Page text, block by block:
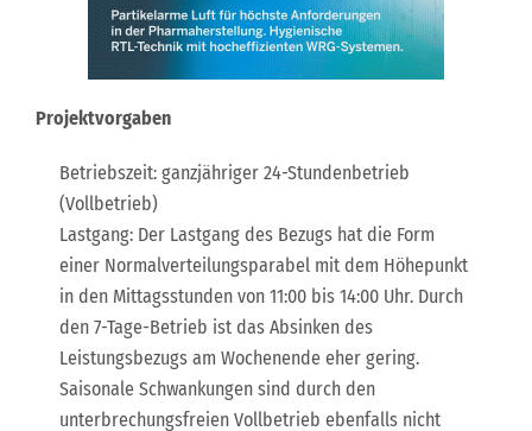
Projektvorgaben
Betriebszeit: ganzjähriger 24-Stundenbetrieb
(Vollbetrieb)
Lastgang: Der Lastgang des Bezugs hat die Form
einer Normalverteilungsparabel mit dem Höhepunkt
in den Mittagsstunden von 11:00 bis 14:00 Uhr. Durch
den 7-Tage-Betrieb ist das Absinken des
Leistungsbezugs am Wochenende eher gering.
Saisonale Schwankungen sind durch den
unterbrechungsfreien Vollbetrieb ebenfalls nicht